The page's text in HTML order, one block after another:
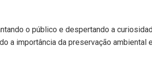
o público e despertando a
a importância da preservação ambiental